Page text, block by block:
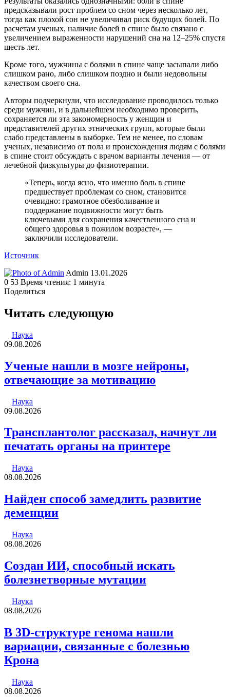
предсказывали рост проблем со сном через несколько лет,
тогда как плохой сон не увеличивал риск будущих болей. По
расчетам ученых, наличие болей в спине было связано с
увеличением выраженности нарушений сна на 12–25% спустя
шесть лет.
Кроме того, мужчины с болями в спине чаще засыпали либо
слишком рано, либо слишком поздно и были недовольны
качеством своего сна.
Авторы подчеркнули, что исследование проводилось только
среди мужчин, и в дальнейшем необходимо проверить,
сохраняется ли эта закономерность у женщин и
представителей других этнических групп, которые были
слабо представлены в выборке. Тем не менее, по словам
ученых, независимо от пола и происхождения людям с болями
в спине стоит обсуждать с врачом варианты лечения — от
лечебной физкультуры до физиотерапии.
«Теперь, когда ясно, что именно боль в спине
предшествует проблемам со сном, становится
очевидно: грамотное обезболивание и
поддержание подвижности могут быть
ключевыми для сохранения качественного сна и
общего здоровья в пожилом возрасте», —
заключили исследователи.
Источник
Admin Send
an
13.01.2026
0 53 Время чтения: 1 минута
Поделиться
через
электронную
Читать следующую
Наука
09.08.2026
Ученые нашли в мозге нейроны,
отвечающие за мотивацию
Наука
09.08.2026
Трансплантолог рассказал, начнут ли
печатать органы на принтере
Наука
08.08.2026
Найден способ замедлить развитие
деменции
Наука
08.08.2026
Создан ИИ, способный искать
болезнетворные мутации
Наука
08.08.2026
В 3D-структуре генома нашли
вариации, связанные с болезнью
Крона
Наука
08.08.2026